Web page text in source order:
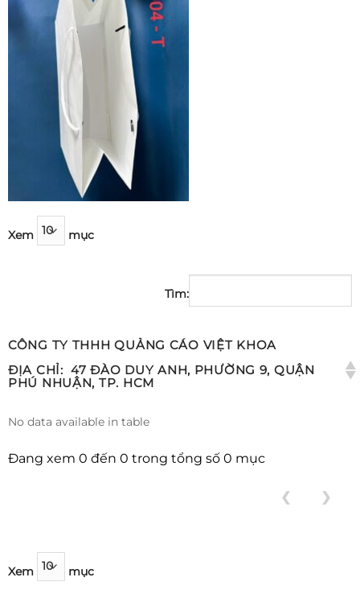
Xem mục
Tìm:
CÔNG TY THHH QUẢNG CÁO VIỆT KHOA
ĐỊA CHỈ: 47 ĐÀO DUY ANH, PHƯỜNG 9, QUẬN
PHÚ NHUẬN, TP. HCM
No data available in table
Đang xem 0 đến 0 trong tổng số 0 mục
❮ ❯
Xem mục